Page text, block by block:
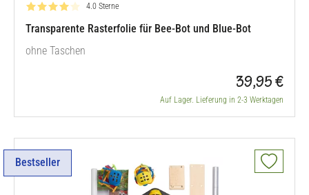
Bewertung: 4.0 von 5
4.0 Sterne
Transparente Rasterfolie für Bee-Bot und Blue-Bot
ohne Taschen
39,95 €
Auf Lager. Lieferung in 2-3 Werktagen
Bestseller